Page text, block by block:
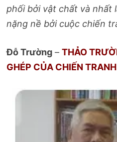
phối bởi vật chất và nhất
nặng nề bởi cuộc chiến
Đỗ Trường –THẢO
GHÉP CỦA CHIẾN TRANH